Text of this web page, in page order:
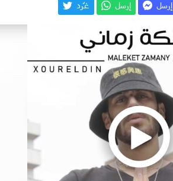
إرسل إرسل غـّرد